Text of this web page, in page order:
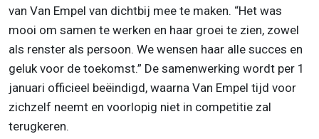
van Van Empel van dichtbij mee te maken. “Het was
mooi om samen te werken en haar groei te zien, zowel
als renster als persoon. We wensen haar alle succes en
geluk voor de toekomst.” De samenwerking wordt per 1
januari officieel beëindigd, waarna Van Empel tijd voor
zichzelf neemt en voorlopig niet in competitie zal
terugkeren.